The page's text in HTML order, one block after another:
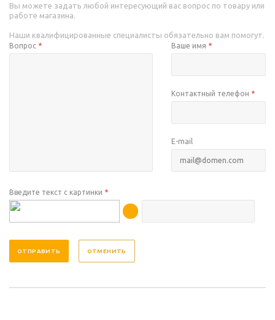
Вы можете задать любой интересующий вас вопрос по товару или
работе магазина.
Наши квалифицированные специалисты обязательно вам помогут.
Вопрос * Ваше имя *
Контактный телефон *
E-mail
Введите текст с картинки *
ОТМЕНИТЬ